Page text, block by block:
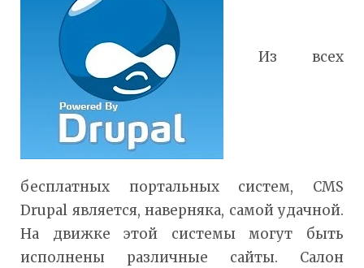
Из всех
бесплатных портальных систем, CMS
Drupal является, наверняка, самой удачной.
На движке этой системы могут быть
исполнены различные сайты. Салон